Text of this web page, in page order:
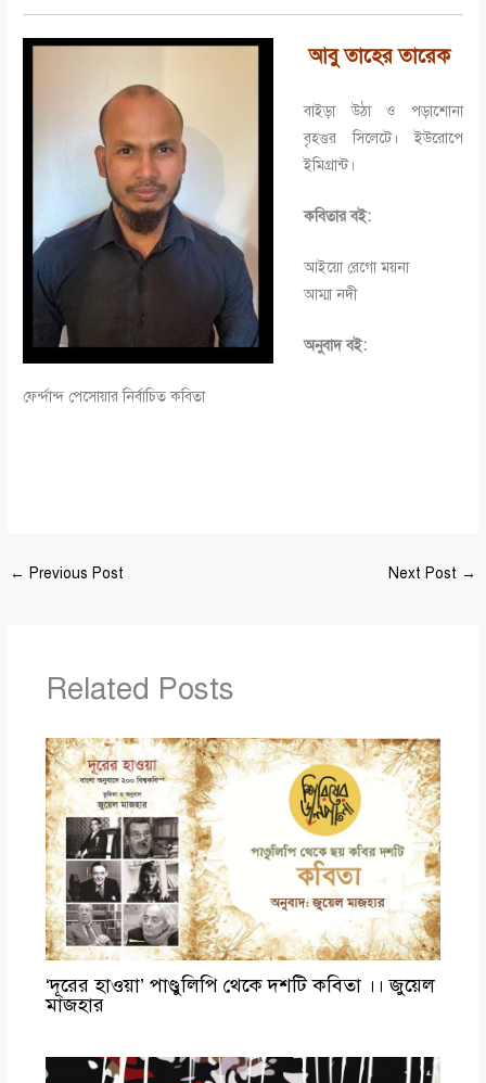
আবু তাহের তারেক
বাইড়া উঠা ও পড়াশোনা
বৃহত্তর সিলেটে। ইউরোপে
ইমিগ্রান্ট।
কবিতার বই:
আইয়ো রেগো ময়না
আম্মা নদী
অনুবাদ বই:
ফের্ন্দান্দ পেসোয়ার নির্বাচিত কবিতা
← Previous Post Next Post →
Related Posts
‘দূরের হাওয়া’ পাণ্ডুলিপি থেকে দশটি কবিতা ।। জুয়েল
মাজহার